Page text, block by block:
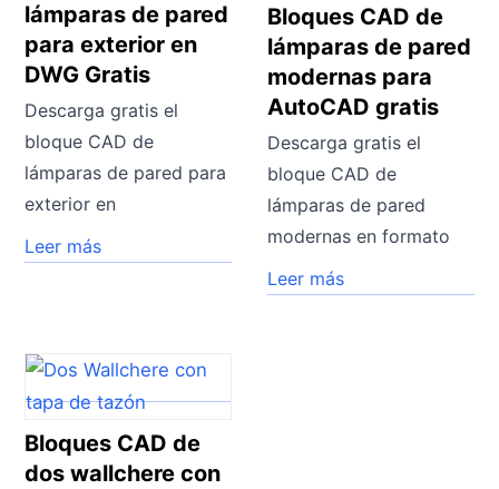
lámparas de pared
para exterior en
DWG Gratis
Descarga gratis el
bloque CAD de
lámparas de pared para
exterior en
Leer más
Bloques CAD de
lámparas de pared
modernas para
AutoCAD gratis
Descarga gratis el
bloque CAD de
lámparas de pared
modernas en formato
Leer más
Bloques CAD de
dos wallchere con